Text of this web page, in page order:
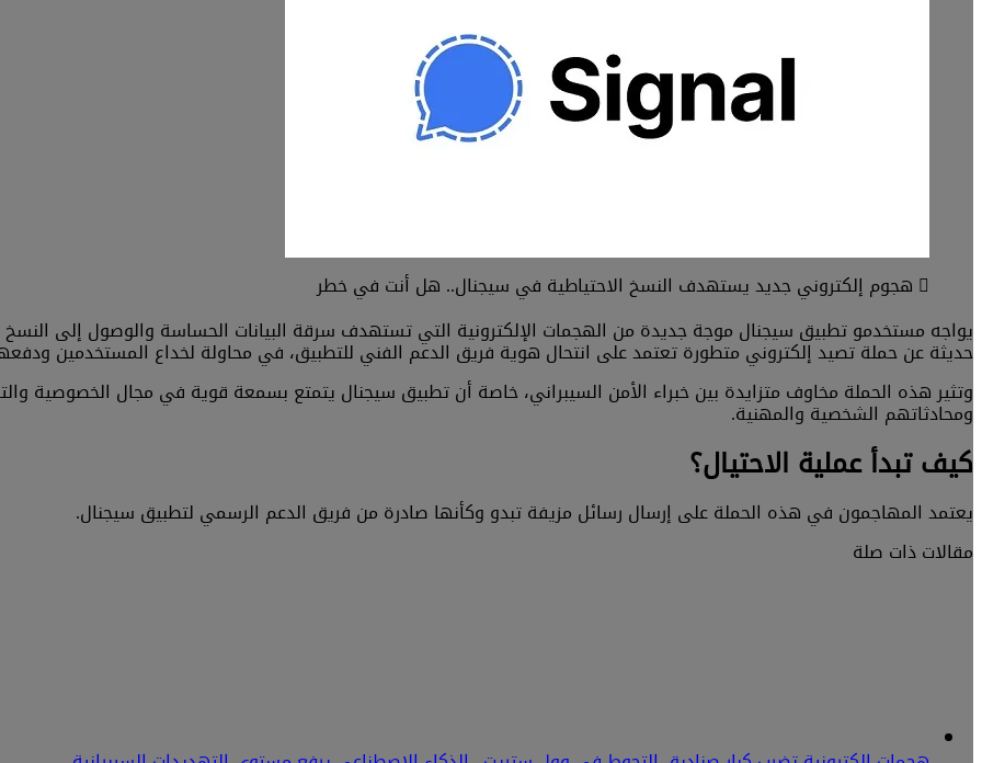
هجوم إلكتروني جديد يستهدف النسخ الاحتياطية في سيجنال.. هل أنت في خطر
يواجه مستخدمو تطبيق سيجنال موجة جديدة من الهجمات الإلكترونية التي تستهدف سرقة البيانات الحساسة والوصول إلى النسخ
حديثة عن حملة تصيد إلكتروني متطورة تعتمد على انتحال هوية فريق الدعم الفني للتطبيق، في محاولة لخداع المستخدمين
وتثير هذه الحملة مخاوف متزايدة بين خبراء الأمن السيبراني، خاصة أن تطبيق سيجنال يتمتع بسمعة قوية في مجال الخصوصية
ومحادثاتهم الشخصية والمهنية.
كيف تبدأ عملية الاحتيال؟
يعتمد المهاجمون في هذه الحملة على إرسال رسائل مزيفة تبدو وكأنها صادرة من فريق الدعم الرسمي لتطبيق سيجنال.
مقالات ذات صلة